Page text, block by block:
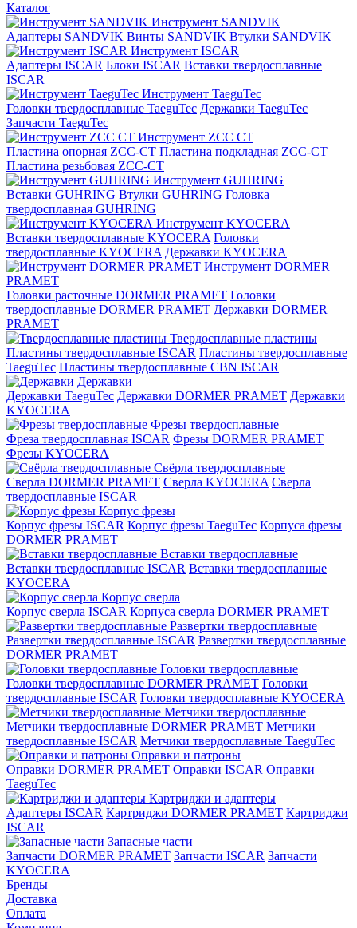
Каталог
Инструмент SANDVIK
Адаптеры SANDVIK Винты SANDVIK Втулки SANDVIK
Инструмент ISCAR
Адаптеры ISCAR Блоки ISCAR Вставки твердосплавные
ISCAR
Инструмент TaeguTec
Головки твердосплавные TaeguTec Державки TaeguTec
Запчасти TaeguTec
Инструмент ZCС CT
Пластина опорная ZCC-CT Пластина подкладная ZCC-CT
Пластина резьбовая ZCC-CT
Инструмент GUHRING
Вставки GUHRING Втулки GUHRING Головка
твердосплавная GUHRING
Инструмент KYOCERA
Вставки твердосплавные KYOCERA Головки
твердосплавные KYOCERA Державки KYOCERA
Инструмент DORMER
PRAMET
Головки расточные DORMER PRAMET Головки
твердосплавные DORMER PRAMET Державки DORMER
PRAMET
Твердосплавные пластины
Пластины твердосплавные ISCAR Пластины твердосплавные
TaeguTec Пластины твердосплавные CBN ISCAR
Державки
Державки TaeguTec Державки DORMER PRAMET Державки
KYOCERA
Фрезы твердосплавные
Фреза твердосплавная ISCAR Фрезы DORMER PRAMET
Фрезы KYOCERA
Свёрла твердосплавные
Сверла DORMER PRAMET Сверла KYOCERA Сверла
твердосплавные ISCAR
Корпус фрезы
Корпус фрезы ISCAR Корпус фрезы TaeguTec Корпуса фрезы
DORMER PRAMET
Вставки твердосплавные
Вставки твердосплавные ISCAR Вставки твердосплавные
KYOCERA
Корпус сверла
Корпус сверла ISCAR Корпуса сверла DORMER PRAMET
Развертки твердосплавные
Развертки твердосплавные ISCAR Развертки твердосплавные
DORMER PRAMET
Головки твердосплавные
Головки твердосплавные DORMER PRAMET Головки
твердосплавные ISCAR Головки твердосплавные KYOCERA
Метчики твердосплавные
Метчики твердосплавные DORMER PRAMET Метчики
твердосплавные ISCAR Метчики твердосплавные TaeguTec
Оправки и патроны
Оправки DORMER PRAMET Оправки ISCAR Оправки
TaeguTec
Картриджи и адаптеры
Адаптеры ISCAR Картриджи DORMER PRAMET Картриджи
ISCAR
Запасные части
Запчасти DORMER PRAMET Запчасти ISCAR Запчасти
KYOCERA
Бренды
Доставка
Оплата